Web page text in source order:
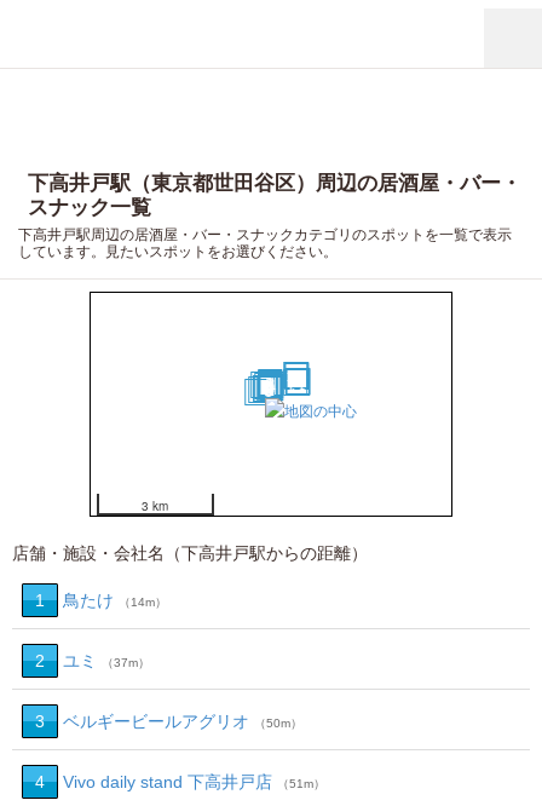
下高井戸駅（東京都世田谷区）周辺の居酒屋・バー・
スナック一覧
下高井戸駅周辺の居酒屋・バー・スナックカテゴリのスポットを一覧で表示
しています。見たいスポットをお選びください。
1
2
3
4
5
6
78
9
10
11
12
13 14
15
16
17
18
19
20
3 km
店舗・施設・会社名（下高井戸駅からの距離）
1 鳥たけ （14m）
2 ユミ （37m）
3 ベルギービールアグリオ （50m）
4 Vivo daily stand 下高井戸店 （51m）